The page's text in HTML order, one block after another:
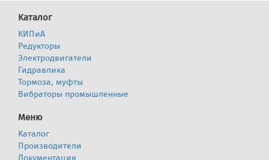
Каталог
КИПиА
Редукторы
Электродвигатели
Гидравлика
Тормоза, муфты
Вибраторы промышленные
Меню
Каталог
Производители
Документация